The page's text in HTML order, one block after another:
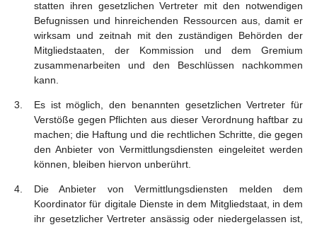
statten ihren gesetzlichen Vertreter mit den notwendigen
Befugnissen und hinreichenden Ressourcen aus, damit er
wirksam und zeitnah mit den zuständigen Behörden der
Mitgliedstaaten, der Kommission und dem Gremium
zusammenarbeiten und den Beschlüssen nachkommen
kann.
Es ist möglich, den benannten gesetzlichen Vertreter für
Verstöße gegen Pflichten aus dieser Verordnung haftbar zu
machen; die Haftung und die rechtlichen Schritte, die gegen
den Anbieter von Vermittlungsdiensten eingeleitet werden
können, bleiben hiervon unberührt.
Die Anbieter von Vermittlungsdiensten melden dem
Koordinator für digitale Dienste in dem Mitgliedstaat, in dem
ihr gesetzlicher Vertreter ansässig oder niedergelassen ist,